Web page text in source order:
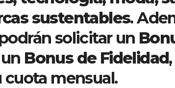
sustentables.
solicitar un
Bonus de Fidelidad
cuota mensual.